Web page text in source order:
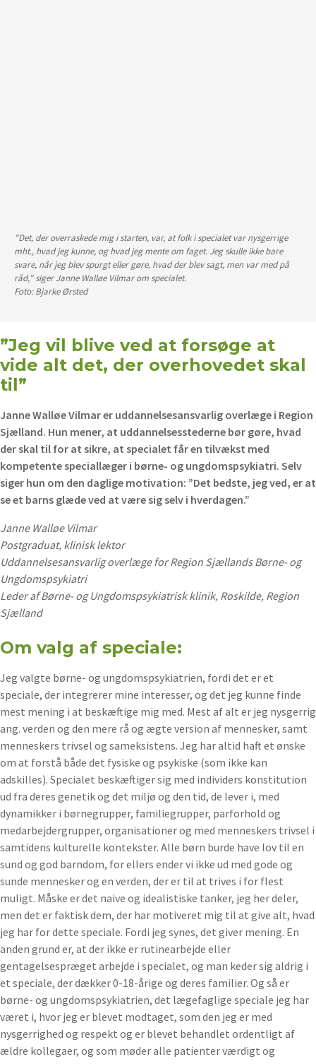
”Det, der overraskede mig i starten, var, at folk i specialet var nysgerrige
mht., hvad jeg kunne, og hvad jeg mente om faget. Jeg skulle ikke bare
svare, når jeg blev spurgt eller gøre, hvad der blev sagt, men var med på
råd,” siger Janne Walløe Vilmar om specialet.
Foto: Bjarke Ørsted
”Jeg vil blive ved at forsøge at
vide alt det, der overhovedet skal
til”
Janne Walløe Vilmar er uddannelsesansvarlig overlæge i Region
Sjælland. Hun mener, at uddannelsesstederne bør gøre, hvad
der skal til for at sikre, at specialet får en tilvækst med
kompetente speciallæger i børne- og ungdomspsykiatri. Selv
siger hun om den daglige motivation: ”Det bedste, jeg ved, er at
se et barns glæde ved at være sig selv i hverdagen.”
Janne Walløe Vilmar
Postgraduat, klinisk lektor
Uddannelsesansvarlig overlæge for Region Sjællands Børne- og
Ungdomspsykiatri
Leder af Børne- og Ungdomspsykiatrisk klinik, Roskilde, Region
Sjælland
Om valg af speciale:
Jeg valgte børne- og ungdomspsykiatrien, fordi det er et
speciale, der integrerer mine interesser, og det jeg kunne finde
mest mening i at beskæftige mig med. Mest af alt er jeg nysgerrig
ang. verden og den mere rå og ægte version af mennesker, samt
menneskers trivsel og sameksistens. Jeg har altid haft et ønske
om at forstå både det fysiske og psykiske (som ikke kan
adskilles). Specialet beskæftiger sig med individers konstitution
ud fra deres genetik og det miljø og den tid, de lever i, med
dynamikker i børnegrupper, familiegrupper, parforhold og
medarbejdergrupper, organisationer og med menneskers trivsel i
samtidens kulturelle kontekster. Alle børn burde have lov til en
sund og god barndom, for ellers ender vi ikke ud med gode og
sunde mennesker og en verden, der er til at trives i for flest
muligt. Måske er det naive og idealistiske tanker, jeg her deler,
men det er faktisk dem, der har motiveret mig til at give alt, hvad
jeg har for dette speciale. Fordi jeg synes, det giver mening. En
anden grund er, at der ikke er rutinearbejde eller
gentagelsespræget arbejde i specialet, og man keder sig aldrig i
et speciale, der dækker 0-18-årige og deres familier. Og så er
børne- og ungdomspsykiatrien, det lægefaglige speciale jeg har
været i, hvor jeg er blevet modtaget, som den jeg er med
nysgerrighed og respekt og er blevet behandlet ordentligt af
ældre kollegaer, og som møder alle patienter værdigt og